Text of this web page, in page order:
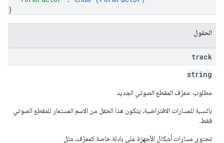
}
الحقول
track
string
مطلوب. معرّف المقطع الصوتي الجديد
بالنسبة للمسارات الافتراضية، يتكون هذا الحقل من الاسم المستعار للمقطع الصوتي
فقط.
تحتوي مسارات أشكال الأجهزة على بادئة خاصة كمعرّف، مثل